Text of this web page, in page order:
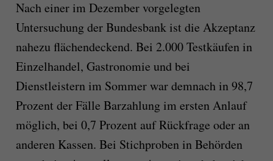
Nach einer im Dezember vorgelegten
Untersuchung der Bundesbank ist die Akzeptanz
nahezu flächendeckend. Bei 2.000 Testkäufen in
Einzelhandel, Gastronomie und bei
Dienstleistern im Sommer war demnach in 98,7
Prozent der Fälle Barzahlung im ersten Anlauf
möglich, bei 0,7 Prozent auf Rückfrage oder an
anderen Kassen. Bei Stichproben in Behörden